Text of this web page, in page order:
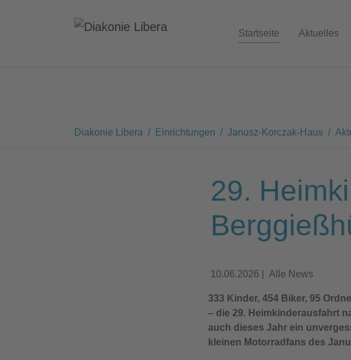
Startseite Aktuelles
Kinder- und Jugendhilfe in Görlitz
Diakonie Libera Einrichtungen Janusz-Korczak-Haus
29.
10.06.2026 Alle News
333 Kinder, 454 Biker, 95
– die 29. Heimkinderausfahrt
auch dieses Jahr ein
kleinen Motorradfans des